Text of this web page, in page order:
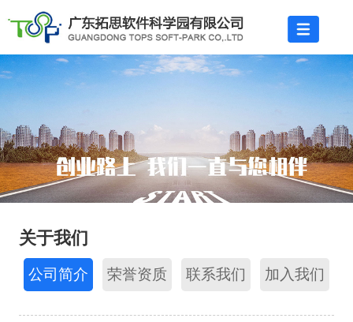
关于我们
公司简介 荣誉资质 联系我们 加入我们